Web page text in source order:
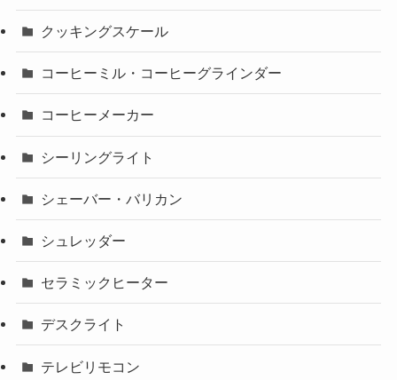
クッキングスケール
コーヒーミル・コーヒーグラインダー
コーヒーメーカー
シーリングライト
シェーバー・バリカン
シュレッダー
セラミックヒーター
デスクライト
テレビリモコン